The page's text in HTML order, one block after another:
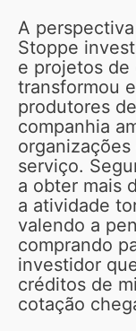
A
Stoppe
e projetos de
transformou
produtores
companhia
serviço.
a obter mais
a atividade
valendo a
comprando
investidor
créditos de
cotação